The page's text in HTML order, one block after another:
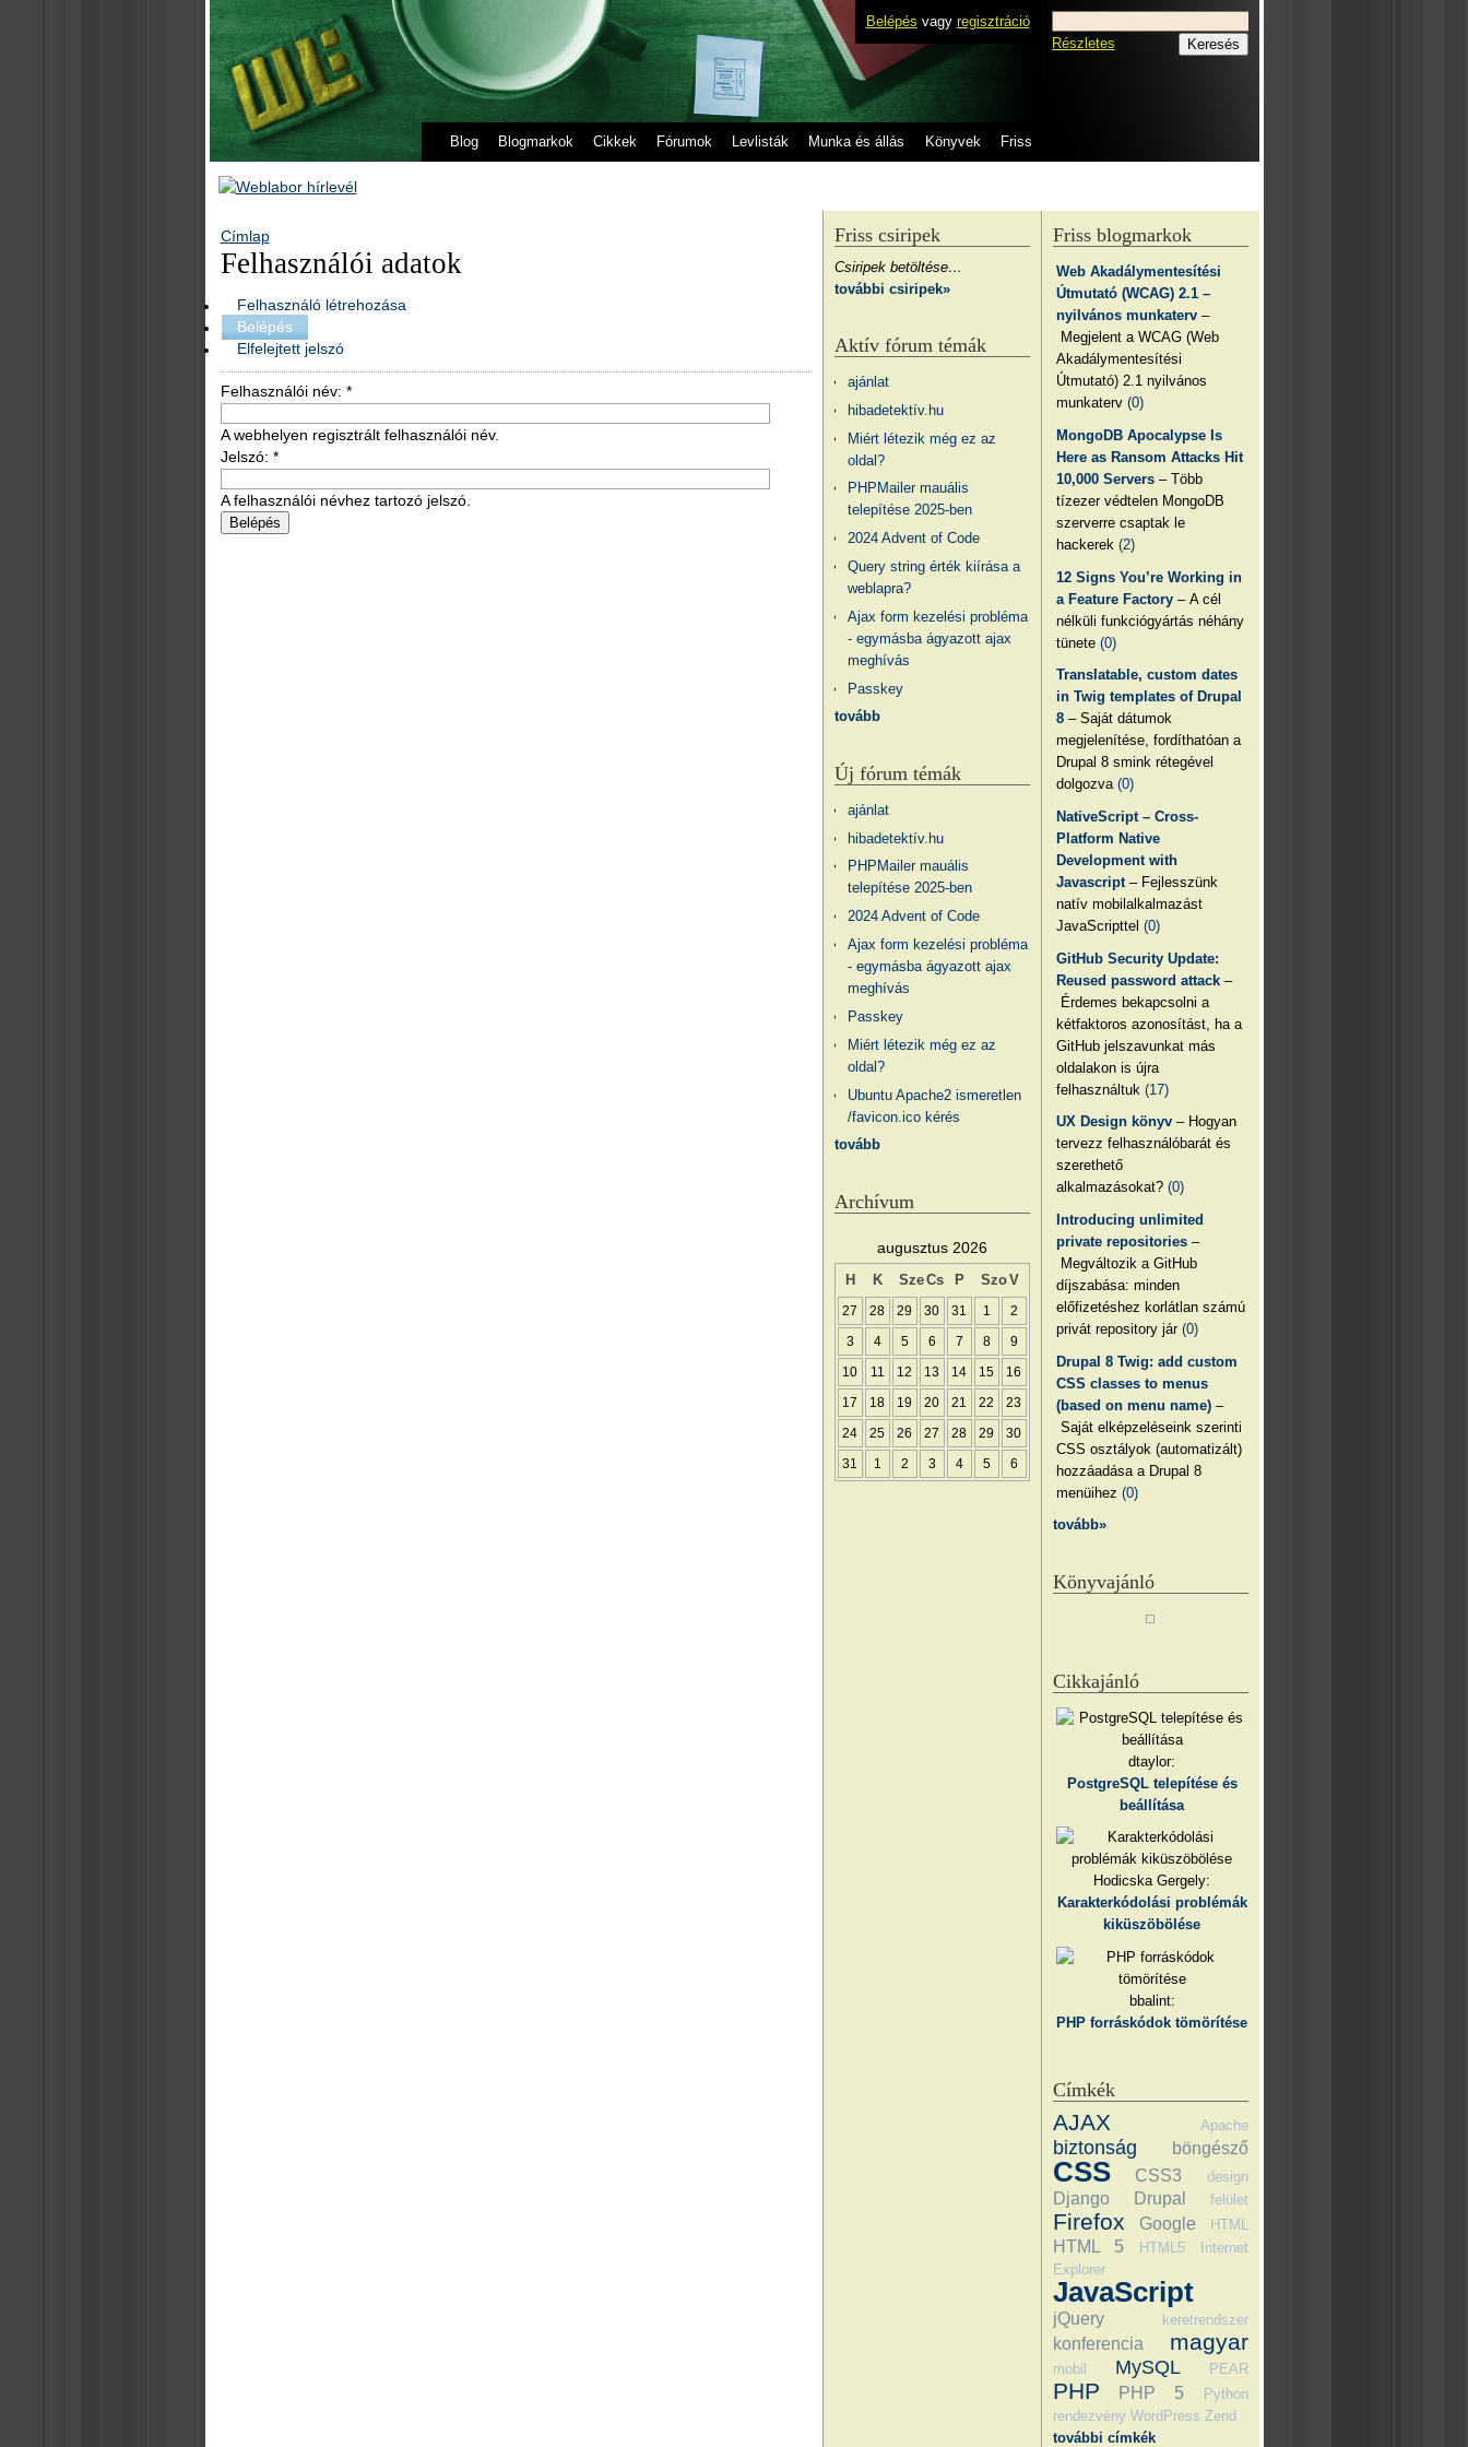
Belépés vagy regisztráció
Blog Blogmarkok Cikkek Fórumok Levlisták Munka és állás Könyvek Friss
Részletes
Címlap
Felhasználói adatok
Felhasználó létrehozása
Belépés
Elfelejtett jelszó
Felhasználói név: *
A webhelyen regisztrált felhasználói név.
Jelszó: *
A felhasználói névhez tartozó jelszó.
Friss blogmarkok
Web Akadálymentesítési
Útmutató (WCAG) 2.1 –
nyilvános munkaterv –
Megjelent a WCAG (Web
Akadálymentesítési
Útmutató) 2.1 nyilvános
munkaterv(0)
MongoDB Apocalypse Is
Here as Ransom Attacks Hit
10,000 Servers – Több
tízezer védtelen MongoDB
szerverre csaptak le
hackerek(2)
12 Signs You’re Working in
a Feature Factory – A cél
nélküli funkciógyártás néhány
tünete(0)
Translatable, custom dates
in Twig templates of Drupal
8 – Saját dátumok
megjelenítése, fordíthatóan a
Drupal 8 smink rétegével
dolgozva(0)
NativeScript – Cross-
Platform Native
Development with
Javascript – Fejlesszünk
natív mobilalkalmazást
JavaScripttel(0)
GitHub Security Update:
Reused password attack –
Érdemes bekapcsolni a
kétfaktoros azonosítást, ha a
GitHub jelszavunkat más
oldalakon is újra
felhasználtuk(17)
UX Design könyv – Hogyan
tervezz felhasználóbarát és
szerethető
alkalmazásokat?(0)
Introducing unlimited
private repositories –
Megváltozik a GitHub
díjszabása: minden
előfizetéshez korlátlan számú
privát repository jár(0)
Drupal 8 Twig: add custom
CSS classes to menus
(based on menu name) –
Saját elképzeléseink szerinti
CSS osztályok (automatizált)
hozzáadása a Drupal 8
menüihez(0)
tovább»
Könyvajánló
Cikkajánló
dtaylor:
PostgreSQL telepítése és
beállítása
Hodicska Gergely:
Karakterkódolási problémák
kiküszöbölése
bbalint:
PHP forráskódok tömörítése
Címkék
AJAX Apache
biztonság böngésző
CSS CSS3 design
Django Drupal felület
Firefox Google HTML
HTML 5 HTML5
Internet
Explorer
JavaScript
jQuery keretrendszer
konferencia magyar
mobil MySQL PEAR
PHP PHP 5
Python
rendezvény WordPress Zend
további címkék
Friss csiripek
Csiripek betöltése…
további csiripek»
Aktív fórum témák
ajánlat
hibadetektív.hu
Miért létezik még ez az
oldal?
PHPMailer mauális
telepítése 2025-ben
2024 Advent of Code
Query string érték kiírása a
weblapra?
Ajax form kezelési probléma
- egymásba ágyazott ajax
meghívás
Passkey
tovább
Új fórum témák
ajánlat
hibadetektív.hu
PHPMailer mauális
telepítése 2025-ben
2024 Advent of Code
Ajax form kezelési probléma
- egymásba ágyazott ajax
meghívás
Passkey
Miért létezik még ez az
oldal?
Ubuntu Apache2 ismeretlen
/favicon.ico kérés
tovább
Archívum
augusztus 2026
H K SzeCs P SzoV
27 28 29 30 31 1 2
3 4 5 6 7 8 9
10 11 12 13 14 15 16
17 18 19 20 21 22 23
24 25 26 27 28 29 30
31 1 2 3 4 5 6